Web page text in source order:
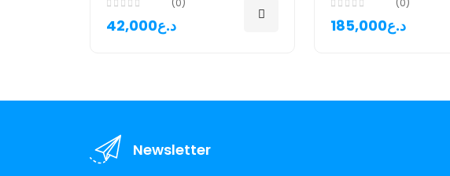
(0)
42,000د.ع
(0)
185,000د.ع
Newsletter